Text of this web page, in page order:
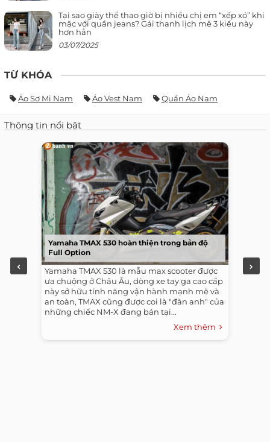
Tại sao giày thể thao giờ bị nhiều chị em “xếp xó” khi
mặc với quần jeans? Gái thanh lịch mê 3 kiểu này
hơn hẳn
03/07/2025
TỪ KHÓA
Áo Sơ Mi Nam Áo Vest Nam Quần Áo Nam
Thông tin nổi bật
Yamaha TMAX 530 hoàn thiện trong bản độ
Full Option
Yamaha TMAX 530 là mẫu max scooter được
ưa chuộng ở Châu Âu, dòng xe tay ga cao cấp
này sở hữu tính năng vận hành mạnh mẽ và
an toàn, TMAX cũng được coi là "đàn anh" của
những chiếc NM-X đang bán tại...
Xem thêm